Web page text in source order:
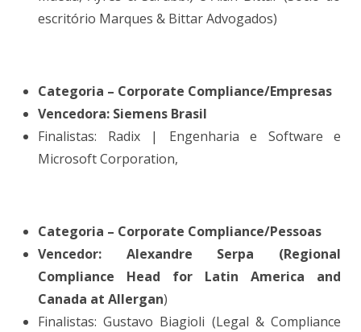
escritório Marques & Bittar Advogados)
Categoria – Corporate Compliance/Empresas
Vencedora: Siemens Brasil
Finalistas: Radix | Engenharia e Software e
Microsoft Corporation,
Categoria – Corporate Compliance/Pessoas
Vencedor: Alexandre Serpa (Regional
Compliance Head for Latin America and
Canada at Allergan)
Finalistas: Gustavo Biagioli (Legal & Compliance